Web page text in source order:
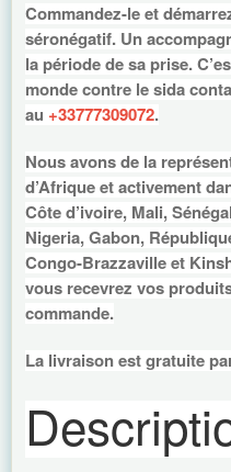
Commandez-le et
séronégatif. Un
la période de sa prise.
monde contre le sida
au +33777309072.
Nous avons de la
d’Afrique et activement
Côte d’ivoire, Mali,
Nigeria, Gabon,
Congo-Brazzaville et
vous recevrez vos
commande.
La livraison est gratuite